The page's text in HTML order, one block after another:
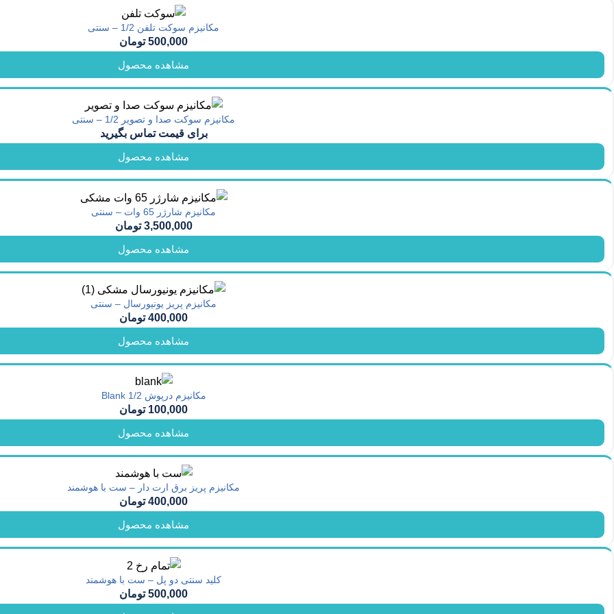
مکانیزم سوکت تلفن 1/2 – سنتی
500,000 تومان
مشاهده محصول
مکانیزم سوکت صدا و تصویر 1/2 – سنتی
برای قیمت تماس بگیرید
مشاهده محصول
مکانیزم شارژر 65 وات – سنتی
3,500,000 تومان
مشاهده محصول
مکانیزم پریز یونیورسال – سنتی
400,000 تومان
مشاهده محصول
مکانیزم درپوش Blank 1/2
100,000 تومان
مشاهده محصول
مکانیزم پریز برق ارت دار – ست با هوشمند
400,000 تومان
مشاهده محصول
کلید سنتی دو پل – ست با هوشمند
500,000 تومان